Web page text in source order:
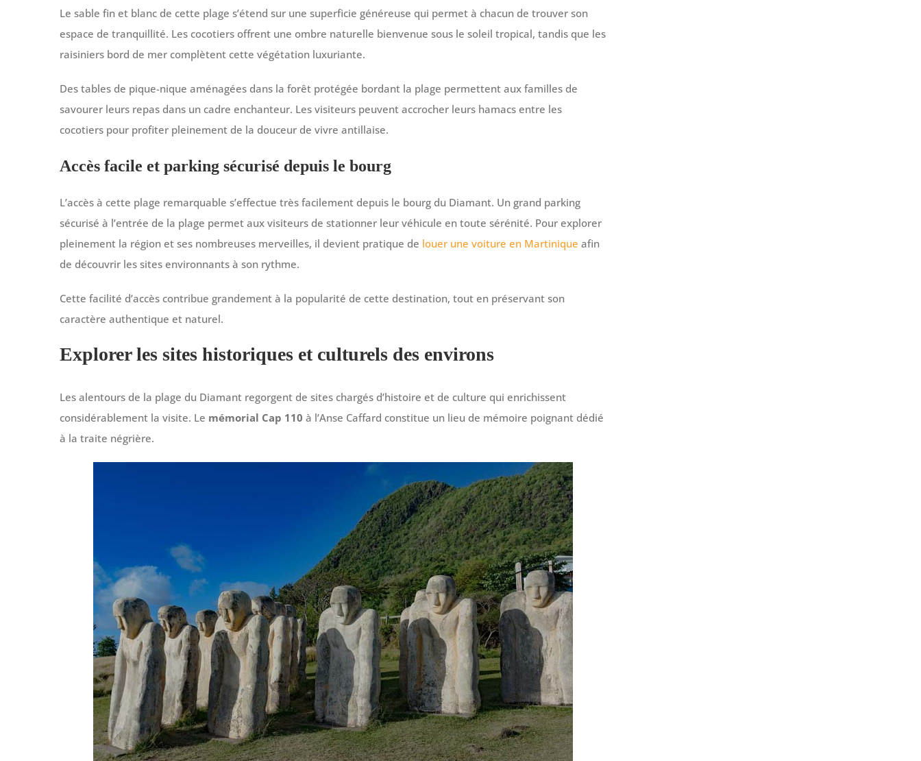
Le sable fin et blanc de cette plage s’étend sur une superficie généreuse qui permet à chacun de trouver son
espace de tranquillité. Les cocotiers offrent une ombre naturelle bienvenue sous le soleil tropical, tandis que les
raisiniers bord de mer complètent cette végétation luxuriante.
Des tables de pique-nique aménagées dans la forêt protégée bordant la plage permettent aux familles de
savourer leurs repas dans un cadre enchanteur. Les visiteurs peuvent accrocher leurs hamacs entre les
cocotiers pour profiter pleinement de la douceur de vivre antillaise.
Accès facile et parking sécurisé depuis le bourg
L’accès à cette plage remarquable s’effectue très facilement depuis le bourg du Diamant. Un grand parking
sécurisé à l’entrée de la plage permet aux visiteurs de stationner leur véhicule en toute sérénité. Pour explorer
pleinement la région et ses nombreuses merveilles, il devient pratique de louer une voiture en Martinique afin
de découvrir les sites environnants à son rythme.
Cette facilité d’accès contribue grandement à la popularité de cette destination, tout en préservant son
caractère authentique et naturel.
Explorer les sites historiques et culturels des environs
Les alentours de la plage du Diamant regorgent de sites chargés d’histoire et de culture qui enrichissent
considérablement la visite. Le mémorial Cap 110 à l’Anse Caffard constitue un lieu de mémoire poignant dédié
à la traite négrière.